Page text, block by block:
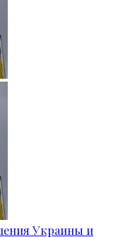
Украины и